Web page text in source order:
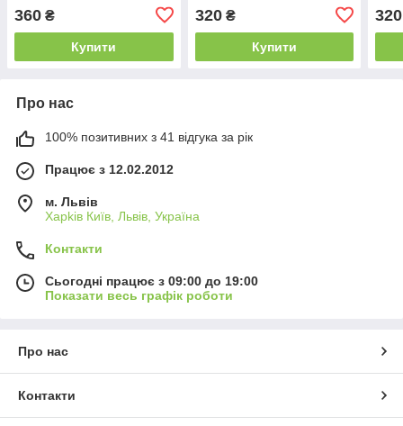
360 ₴
Купити
320₴
Купити
320
Про нас
100% позитивних з 41 відгука за рік
Працює з 12.02.2012
м. Львів
Харkiв Київ, Львів, Україна
Контакти
Сьогодні працює з 09:00 до 19:00
Показати весь графік роботи
Про нас
Контакти